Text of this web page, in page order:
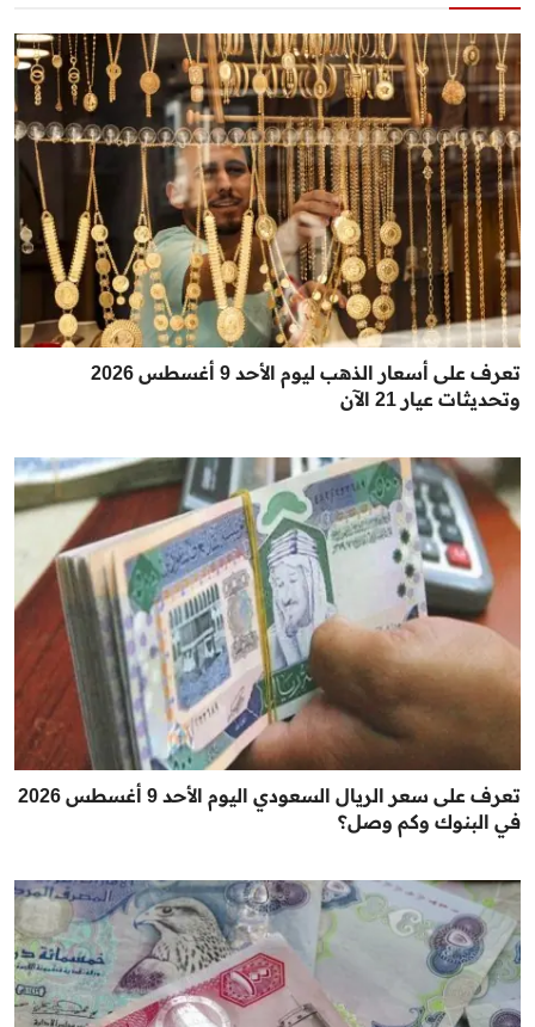
تعرف على أسعار الذهب ليوم الأحد 9 أغسطس 2026
وتحديثات عيار 21 الآن
تعرف على سعر الريال السعودي اليوم الأحد 9 أغسطس 2026
في البنوك وكم وصل؟